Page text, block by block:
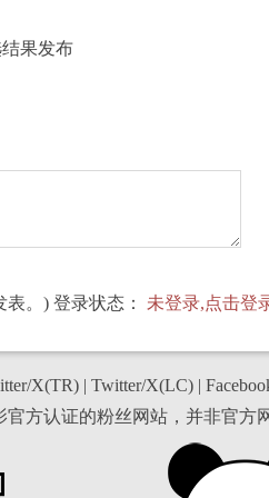
果发布
。) 登录状态： 未登录,点击登
X(TR)| Twitter/X(LC)|
官方认证的粉丝网站，并非官方